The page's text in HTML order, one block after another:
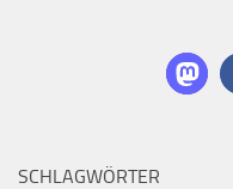
SCHLAGWÖRTER